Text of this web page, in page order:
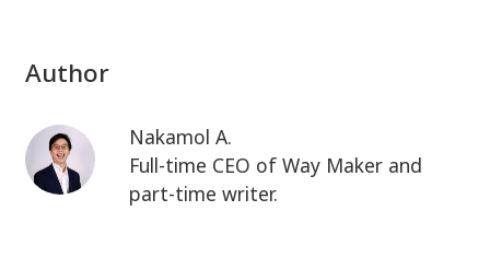
Author
Nakamol A.
Full-time CEO of Way Maker and
part-time writer.